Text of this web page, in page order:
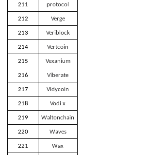
211
protocol
212 Verge
213 Veriblock
214 Vertcoin
215 Vexanium
216 Viberate
217 Vidycoin
218 Vodi x
219 Waltonchain
220 Waves
221 Wax